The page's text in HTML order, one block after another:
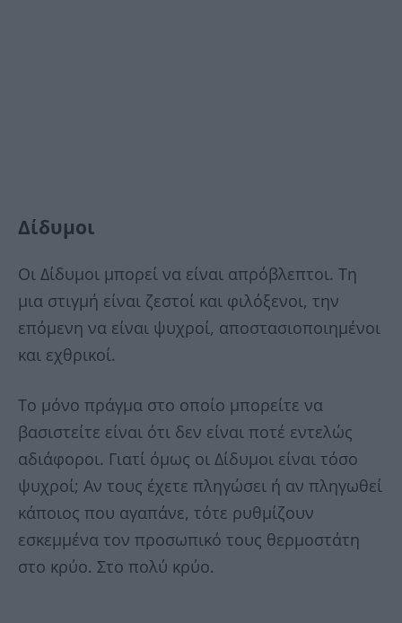
Δίδυμοι
Οι Δίδυμοι μπορεί να είναι απρόβλεπτοι. Τη
μια στιγμή είναι ζεστοί και φιλόξενοι, την
επόμενη να είναι ψυχροί, αποστασιοποιημένοι
και εχθρικοί.
Το μόνο πράγμα στο οποίο μπορείτε να
βασιστείτε είναι ότι δεν είναι ποτέ εντελώς
αδιάφοροι. Γιατί όμως οι Δίδυμοι είναι τόσο
ψυχροί; Αν τους έχετε πληγώσει ή αν πληγωθεί
κάποιος που αγαπάνε, τότε ρυθμίζουν
εσκεμμένα τον προσωπικό τους θερμοστάτη
στο κρύο. Στο πολύ κρύο.